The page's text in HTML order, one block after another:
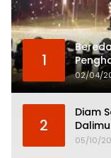
1
02/04/
2
Diam
05/10/